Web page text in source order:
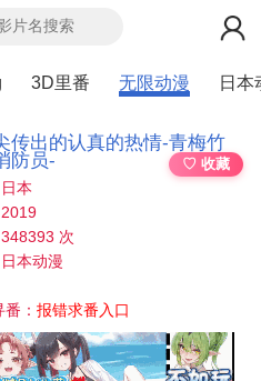
3D里番 无限动漫 日本
传出的认真的热情-青梅竹
防员-
♡ 收藏
本
次
本动漫
番：报错求番入口